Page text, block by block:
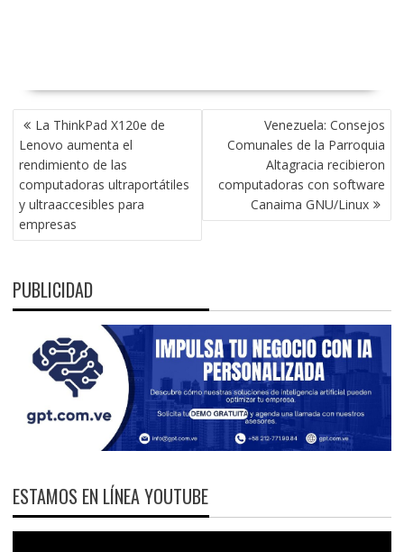
NAVEGACIÓN
DE
ENTRADAS
La ThinkPad X120e de
Lenovo aumenta el
rendimiento de las
computadoras ultraportátiles
y ultraaccesibles para
empresas
Venezuela: Consejos
Comunales de la Parroquia
Altagracia recibieron
computadoras con software
Canaima GNU/Linux
PUBLICIDAD
ESTAMOS EN LÍNEA YOUTUBE